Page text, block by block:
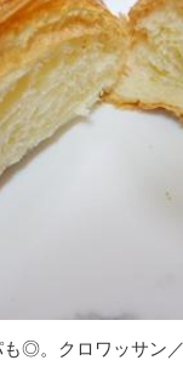
◎。クロワッサン